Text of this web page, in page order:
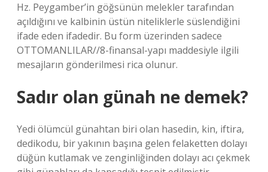
Hz. Peygamber’in göğsünün melekler tarafından
açıldığını ve kalbinin üstün niteliklerle süslendiğini
ifade eden ifadedir. Bu form üzerinden sadece
OTTOMANLILAR//8-finansal-yapı maddesiyle ilgili
mesajların gönderilmesi rica olunur.
Sadır olan günah ne demek?
Yedi ölümcül günahtan biri olan hasedin, kin, iftira,
dedikodu, bir yakının başına gelen felaketten dolayı
düğün kutlamak ve zenginliğinden dolayı acı çekmek